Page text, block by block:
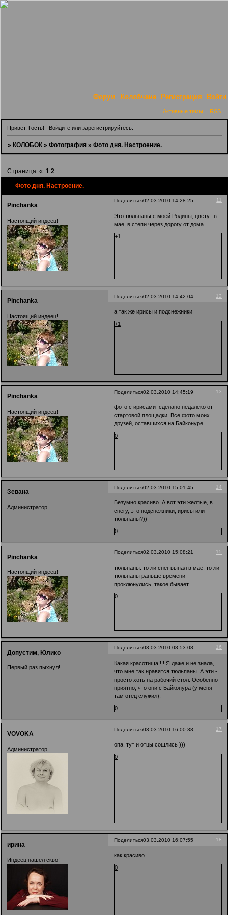
Форум Колобчане Регистрация Войти
Активные темы RSS
Привет, Гость! Войдитеили зарегистрируйтесь.
»КОЛОБОК »Фотография »Фото дня. Настроение.
Фото дня. Настроение.
Страница:« 1 2
Поделиться 11
02.03.2010 14:28:25
Pinchanka
Настоящий индеец!
Это тюльпаны с моей Родины, цветут в
мае, в степи через дорогу от дома.
+1
Поделиться 12
02.03.2010 14:42:04
Pinchanka
Настоящий индеец!
а так же ирисы и подснежники
+1
Поделиться 13
02.03.2010 14:45:19
Pinchanka
Настоящий индеец!
фото с ирисами сделано недалеко от
стартовой площадки. Все фото моих
друзей, оставшихся на Байконуре
0
Поделиться 14
02.03.2010 15:01:45
Зевана
Администратор
Безумно красиво. А вот эти желтые, в
снегу, это подснежники, ирисы или
тюльпаны?))
0
Поделиться 15
02.03.2010 15:08:21
Pinchanka
Настоящий индеец!
тюльпаны: то ли снег выпал в мае, то ли
тюльпаны раньше времени
проклюнулись, такое бывает...
0
Поделиться 16
03.03.2010 08:53:08
Допустим, Юлико
Первый раз пыхнул!
Какая красотища!!!! Я даже и не знала,
что мне так нравятся тюльпаны. А эти -
просто хоть на рабочий стол. Особенно
приятно, что они с Байконура (у меня
там отец служил).
0
Поделиться 17
03.03.2010 16:00:38
VOVOKA
Администратор
опа, тут и отцы сошлись )))
0
Поделиться 18
03.03.2010 16:07:55
ирина
Индеец нашел скво!
как красиво
0